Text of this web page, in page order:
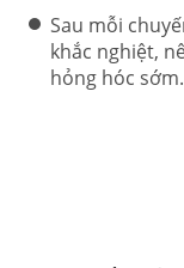
Sau mỗi
khắc nghiệt,
hỏng hóc sớm.